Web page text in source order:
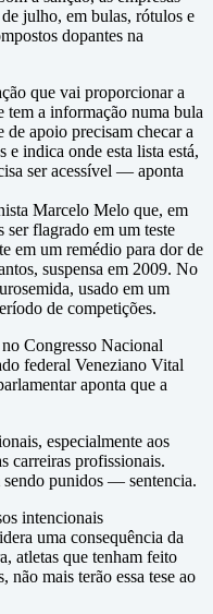
julho, em bulas, rótulos e
dopantes na
que vai proporcionar a
tem a informação numa bula
apoio precisam checar a
e indica onde esta lista está,
ser acessível — aponta
Marcelo Melo que, em
ser flagrado em um teste
em um remédio para dor de
suspensa em 2009. No
usado em um
de competições.
Congresso Nacional
federal Veneziano Vital
aponta que a
especialmente aos
carreiras profissionais.
sendo punidos — sentencia.
intencionais
uma consequência da
atletas que tenham feito
não mais terão essa tese ao